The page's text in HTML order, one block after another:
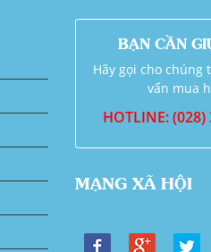
BẠN CẦN
Hãy gọi cho chúng
vấn mua
HOTLINE: (028)
MẠNG XÃ HỘI